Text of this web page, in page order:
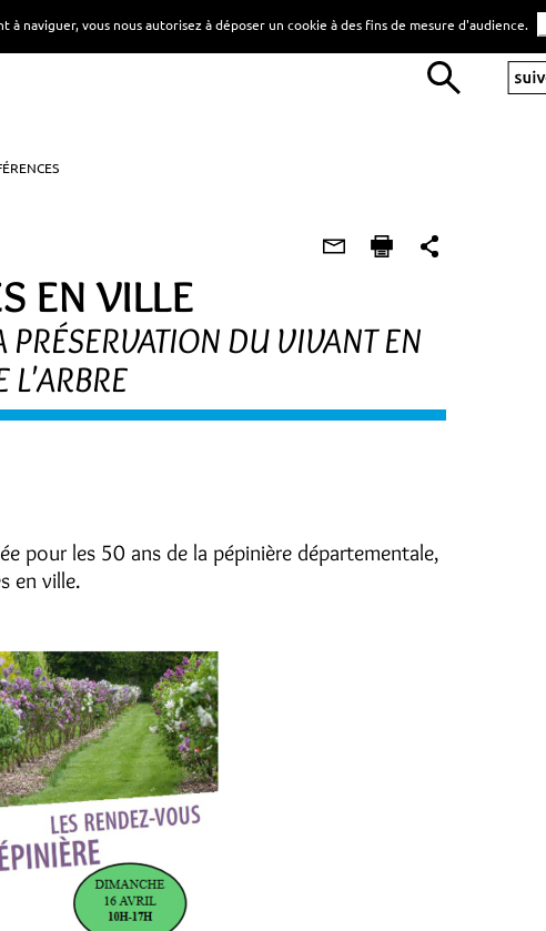
EN VILLE
DU VIVANT EN
L'ARBRE
pour les 50 ans de la pépinière départementale,
en ville.
à naviguer, vous nous autorisez à déposer un cookie à des fins de mesure d'audience.